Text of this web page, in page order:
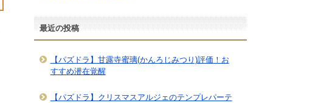
最近の投稿
【パズドラ】甘露寺蜜璃(かんろじみつり)評価！お
すすめ潜在覚醒
【パズドラ】クリスマスアルジェのテンプレパーテ